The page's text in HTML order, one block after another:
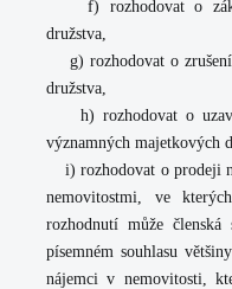
f) rozhodovat o
družstva,
g) rozhodovat o
družstva,
h) rozhodovat o
významných majetkových
i) rozhodovat o prodeji
nemovitostmi, ve
rozhodnutí může
písemném souhlasu
nájemci v nemovitosti,